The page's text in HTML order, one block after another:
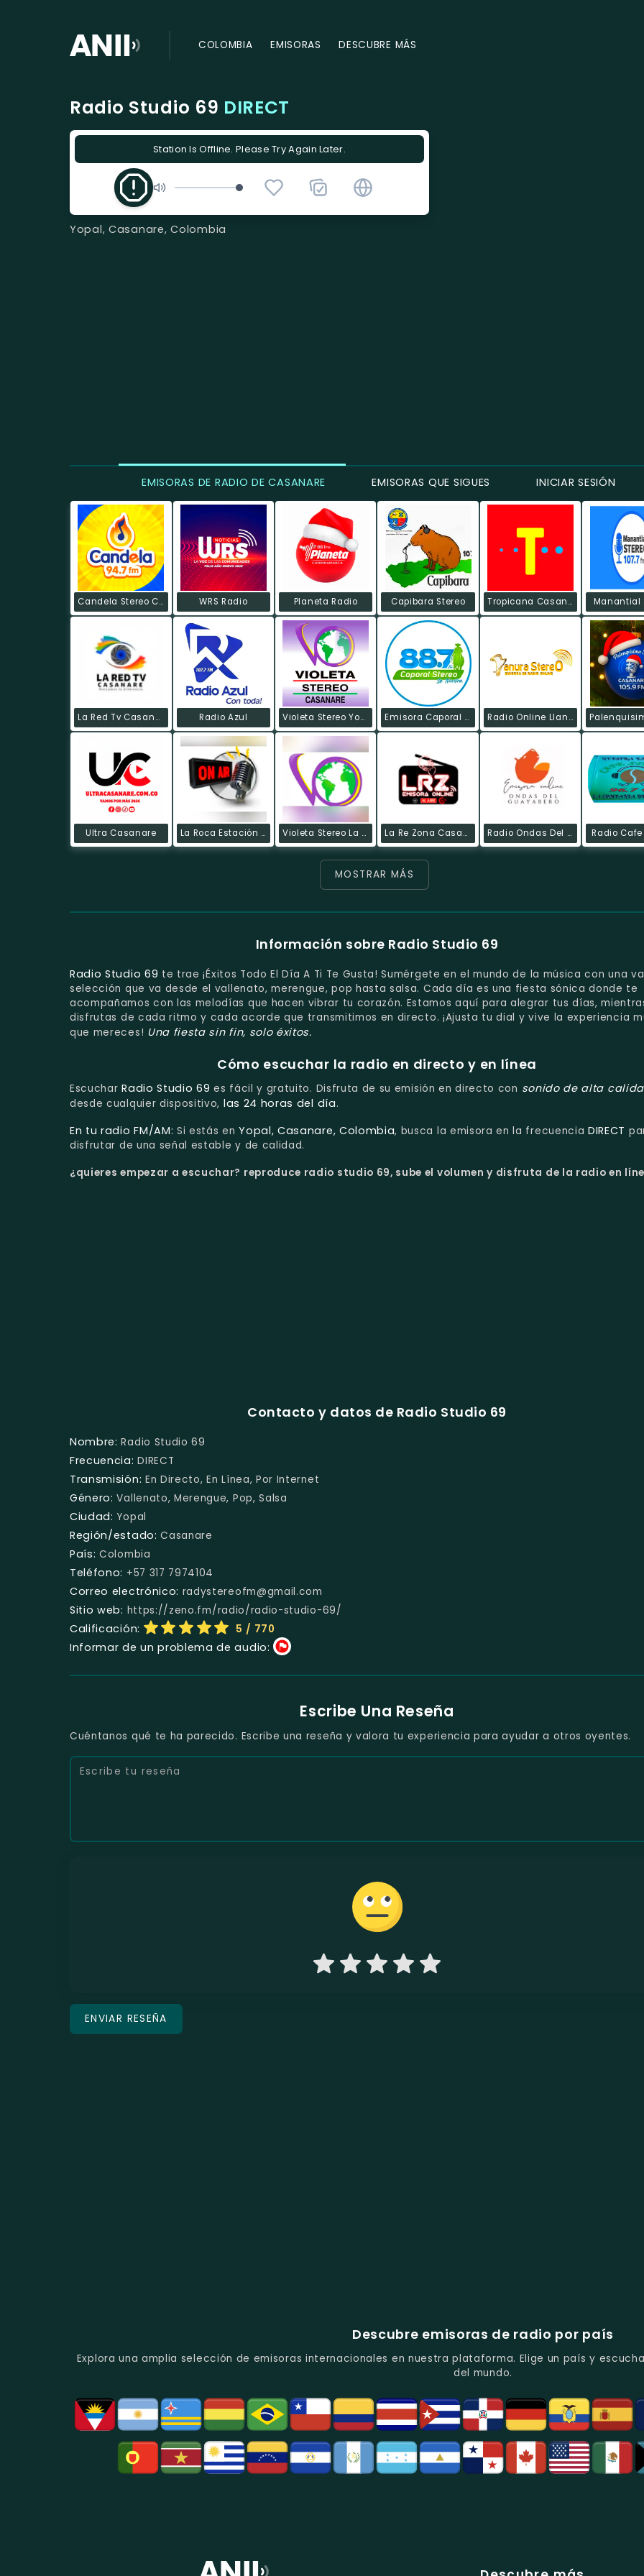
COLOMBIA EMISORAS DESCUBRE MÁS
Radio Studio 69 DIRECT
Station Is Offline. Please Try Again Later.
Yopal, Casanare, Colombia
EMISORAS DE RADIO DE CASANARE EMISORAS QUE SIGUES INICIAR SESIÓN
Candela Stereo Casanare WRS Radio Planeta Radio Capibara Stereo Tropicana Casanare Manantial
La Red Tv Casanare Radio Azul Violeta Stereo Yopal Emisora Caporal Stéreo Radio Online Llanura Stereo
Ultra Casanare La Roca Estación Del Cielo Violeta Stereo La Paz La Re Zona Casanare Radio Ondas Del Guayabero Radio Cafe
MOSTRAR MÁS
Información sobre Radio Studio 69
Radio Studio 69 te trae ¡Éxitos Todo El Día A Ti Te Gusta! Sumérgete en el mundo de la música con una
selección que va desde el vallenato, merengue, pop hasta salsa. Cada día es una fiesta sónica donde te
acompañamos con las melodías que hacen vibrar tu corazón. Estamos aquí para alegrar tus días,
disfrutas de cada ritmo y cada acorde que transmitimos en directo. ¡Ajusta tu dial y vive la experiencia
que mereces! Una fiesta sin fin, solo éxitos.
Cómo escuchar la radio en directo y en línea
EscucharRadio Studio 69 es fácil y gratuito. Disfruta de su emisión en directo con sonido de alta
desde cualquier dispositivo, las 24 horas del día.
En tu radio FM/AM: Si estás enYopal, Casanare, Colombia, busca la emisora en la frecuenciaDIRECT
disfrutar de una señal estable y de calidad.
¿quieres empezar a escuchar? reproduce radio studio 69, sube el volumen y disfruta de la radio en
Contacto y datos de Radio Studio 69
Nombre: Radio Studio 69
Frecuencia: DIRECT
Transmisión: En Directo, En Línea, Por Internet
Género: Vallenato, Merengue, Pop, Salsa
Ciudad: Yopal
Región/estado: Casanare
País: Colombia
Teléfono: +57 317 7974104
Correo electrónico: radystereofm@gmail.com
Sitio web: https://zeno.fm/radio/radio-studio-69/
Calificación: 5 / 770
Informar de un problema de audio:
Escribe Una Reseña
Cuéntanos qué te ha parecido. Escribe una reseña y valora tu experiencia para ayudar a otros oyentes.
Descubre emisoras de radio por país
Explora una amplia selección de emisoras internacionales en nuestra plataforma. Elige un país y
del mundo.